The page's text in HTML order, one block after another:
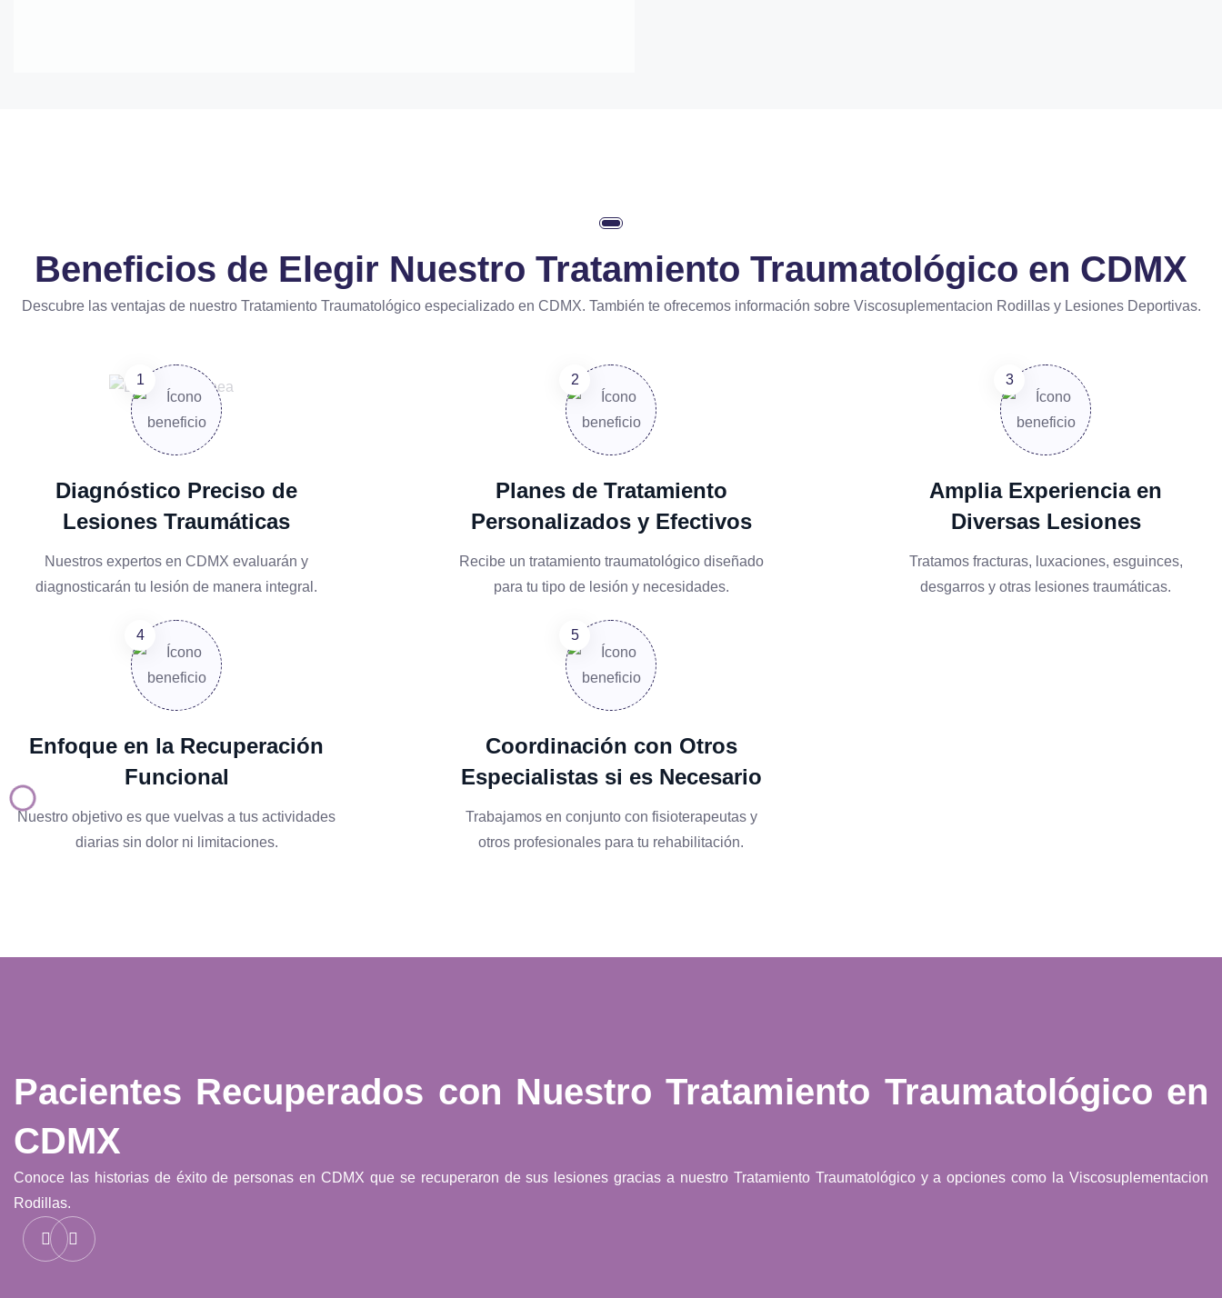
Beneficios de Elegir Nuestro Tratamiento Traumatológico en CDMX
Descubre las ventajas de nuestro Tratamiento Traumatológico especializado en CDMX. También te ofrecemos información sobre Viscosuplementacion Rodillas y Lesiones Deportivas.
Diagnóstico Preciso de
Lesiones Traumáticas
Nuestros expertos en CDMX evaluarán y
diagnosticarán tu lesión de manera integral.
Planes de Tratamiento
Personalizados y Efectivos
Recibe un tratamiento traumatológico diseñado
para tu tipo de lesión y necesidades.
Amplia Experiencia en
Diversas Lesiones
Tratamos fracturas, luxaciones, esguinces,
desgarros y otras lesiones traumáticas.
Enfoque en la Recuperación
Funcional
Nuestro objetivo es que vuelvas a tus actividades
diarias sin dolor ni limitaciones.
Coordinación con Otros
Especialistas si es Necesario
Trabajamos en conjunto con fisioterapeutas y
otros profesionales para tu rehabilitación.
Pacientes Recuperados con NuestroTratamiento Traumatológico en
CDMX
Conoce las historias de éxito de personas en CDMX que se recuperaron de sus lesiones gracias a nuestro Tratamiento Traumatológico y a opciones como la Viscosuplementacion
Rodillas.